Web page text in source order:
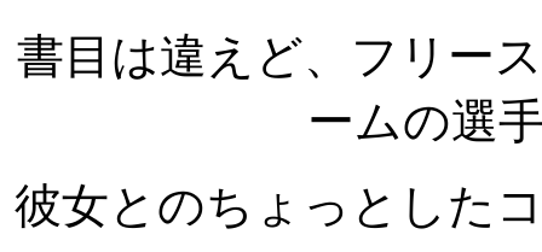
書目は違えど、フリー
ームの選
彼女とのちょっとした